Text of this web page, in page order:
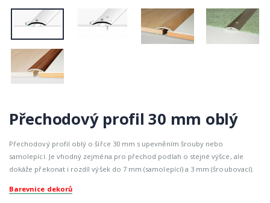
Přechodový profil 30 mm oblý
Přechodový profil oblý o šířce 30 mm s upevněním šrouby nebo
samolepící. Je vhodný zejména pro přechod podlah o stejné výšce, ale
dokáže překonat i rozdíl výšek do 7 mm (samolepící) a 3 mm (šroubovací).
Barevnice dekorů